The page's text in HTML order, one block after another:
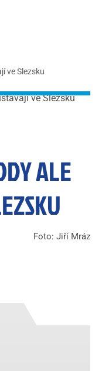
ve Slezsku
ALE
Foto: Jiří Mráz